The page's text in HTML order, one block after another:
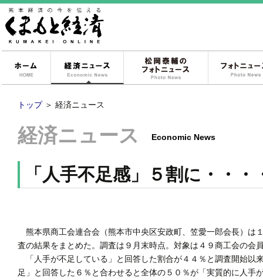
経済ニュース
トップ ＞ 経済ニュース
経済ニュース Economic News
「人手不足感」５割に・・
熊本県商工会連合会（熊本市中央区安政町、笠愛一郎会長）は
査の結果をまとめた。調査は９月末時点。対象は４９商工会の会
「人手が不足している」と回答した割合が４４％と調査開始以
足」と回答した６％と合わせると全体の５０％が「実質的に人